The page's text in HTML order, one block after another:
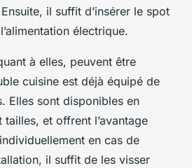
il suffit d’insérer le spot
électrique.
à elles, peuvent être
cuisine est déjà équipé de
Elles sont disponibles en
et offrent l’avantage
en cas de
il suffit de les visser